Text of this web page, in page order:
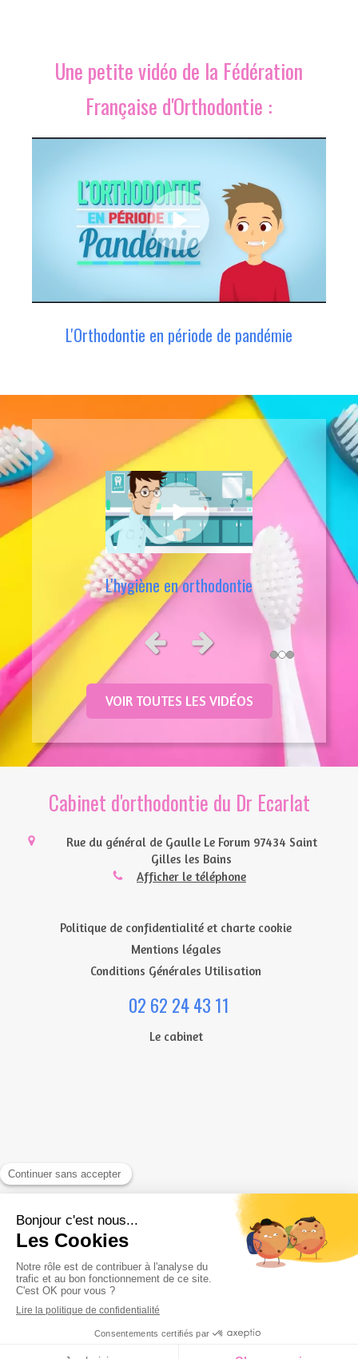
Une petite vidéo de la Fédération
Française d'Orthodontie :
L'Orthodontie en période de pandémie
Traitement orthodontique : Les
règles du succès
L'hygiène en orthodontie
Orthodontie : Idées reçues, idées
revues
Slide précédentSlide suivant
VOIR TOUTES LES VIDÉOS
Cabinet d'orthodontie du Dr Ecarlat
Rue du général de Gaulle Le Forum 97434 Saint
Gilles les Bains
Afficher le téléphone
Politique de confidentialité et charte cookie
Mentions légales
Conditions Générales Utilisation
02 62 24 43 11
Le cabinet
Rechercher